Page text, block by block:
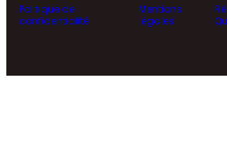
Politique de
confidentialité
Mentions
légales